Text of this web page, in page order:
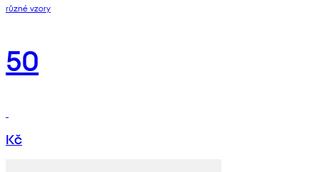
různé vzory
50
Kč